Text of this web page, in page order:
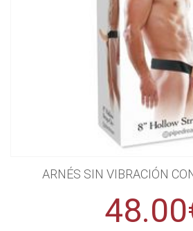
ARNÉS SIN VIBRACIÓN